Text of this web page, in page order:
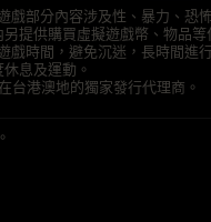
戲部分內容涉及性、暴力、恐
提供購買虛擬遊戲幣、物品等
戲時間，避免沉迷，長時間進
息及運動。
台港澳地的獨家發行代理商。